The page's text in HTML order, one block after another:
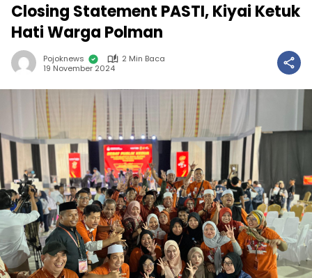
Closing Statement PASTI, Kiyai Ketuk
Hati Warga Polman
Pojoknews
2 Min Baca
19 November 2024